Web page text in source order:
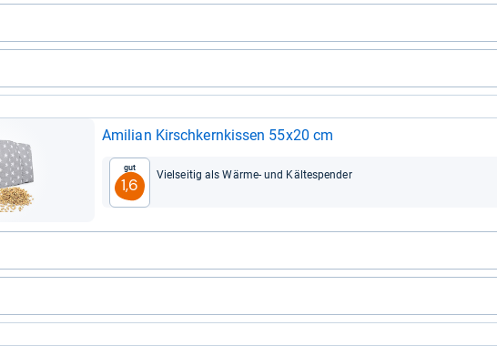
Ami­lian Kirsch­kern­kis­sen 55x20 cm
Gut
1,6
Viel­sei­tig als Wärme-​ und Käl­te­s­pen­der